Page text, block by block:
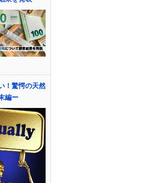
！驚愕の天然
編ー